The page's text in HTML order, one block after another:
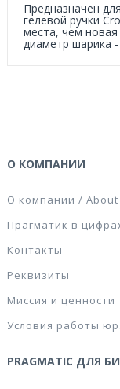
Предназначен
гелевой ручки
места, чем
диаметр шарика
О КОМПАНИИ
О компании / About
Прагматик в
Контакты
Реквизиты
Миссия и ценности
Условия работы
PRAGMATIC ДЛЯ